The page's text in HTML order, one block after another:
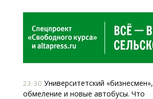
23:30 Университетский «бизнесмен»,
обмеление и новые автобусы. Что